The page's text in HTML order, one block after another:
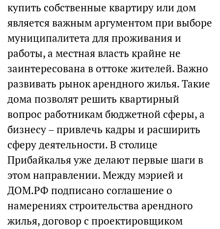
купить собственные квартиру или дом
является важным аргументом при выборе
муниципалитета для проживания и
работы, а местная власть крайне не
заинтересована в оттоке жителей. Важно
развивать рынок арендного жилья. Такие
дома позволят решить квартирный
вопрос работникам бюджетной сферы, а
бизнесу – привлечь кадры и расширить
сферу деятельности. В столице
Прибайкалья уже делают первые шаги в
этом направлении. Между мэрией и
ДОМ.РФ подписано соглашение о
намерениях строительства арендного
жилья, договор с проектировщиком